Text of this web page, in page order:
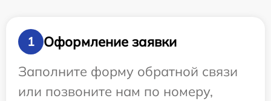
1
Оформление заявки
Заполните форму обратной связи
или позвоните нам по номеру,